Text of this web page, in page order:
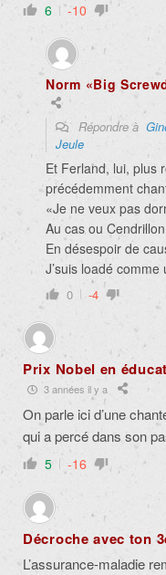
6 -10
Norm «Big
Répondre à
Jeule
Et Ferland, lui, plus
précédemment
«Je ne veux pas
Au cas ou
En désespoir de
J’suis loadé comme
0 -4
Prix Nobel en
3 années il y a
On parle ici d’une
qui a percé dans son
5 -16
Décroche avec ton
L’assurance-maladie